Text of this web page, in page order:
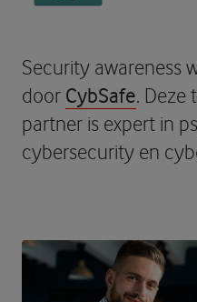
Security awareness
door CybSafe. Deze
partner is expert in
cybersecurity en